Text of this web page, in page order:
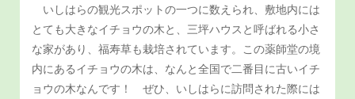
いしはらの観光スポットの一つに数えられ、敷地内には
とても大きなイチョウの木と、三坪ハウスと呼ばれる小さ
な家があり、福寿草も栽培されています。この薬師堂の境
内にあるイチョウの木は、なんと全国で二番目に古いイチ
ョウの木なんです！ ぜひ、いしはらに訪問された際には